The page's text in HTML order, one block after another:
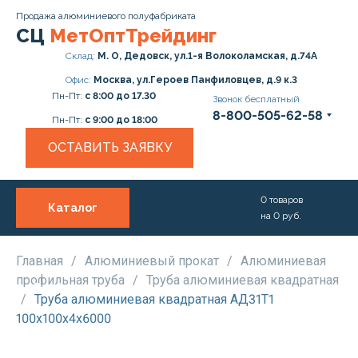
Продажа алюминиевого полуфабриката
СЦ МетОптТрейдинг
Склад: М. О, Дедовск, ул.1-я Волоколамская, д.74А
Офис: Москва, ул.Героев Панфиловцев, д.9 к.3
Пн-Пт: с 8:00 до 17.30
Пн-Пт: с 9:00 до 18:00
Звонок бесплатный
8-800-505-62-58
ОСТАВИТЬ ЗАЯВКУ
Каталог
Прайс
Доставка и Оплата
0 товаров
на 0 руб.
Главная / Алюминиевый прокат / Алюминиевая
профильная труба / Труба алюминиевая квадратная
/ Труба алюминиевая квадратная АД31Т1
100х100х4х6000